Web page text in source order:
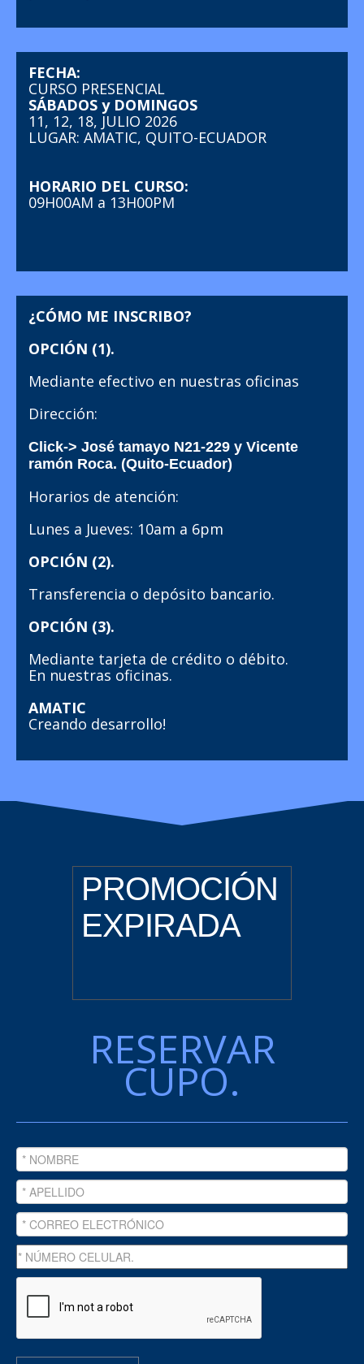
FECHA:
CURSO PRESENCIAL
SÁBADOS y DOMINGOS
11, 12, 18, JULIO 2026
LUGAR: AMATIC, QUITO-ECUADOR
HORARIO DEL CURSO:
09H00AM a 13H00PM
¿CÓMO ME INSCRIBO?
OPCIÓN (1).
Mediante efectivo en nuestras oficinas
Dirección:
Click-> José tamayo N21-229 y Vicente
ramón Roca. (Quito-Ecuador)
Horarios de atención:
Lunes a Jueves: 10am a 6pm
OPCIÓN (2).
Transferencia o depósito bancario.
OPCIÓN (3).
Mediante tarjeta de crédito o débito.
En nuestras oficinas.
AMATIC
Creando desarrollo!
PROMOCIÓN
EXPIRADA
RESERVAR
CUPO.